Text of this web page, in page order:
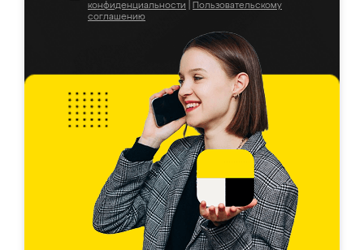
конфиденциальности
Пользовательскому
соглашению